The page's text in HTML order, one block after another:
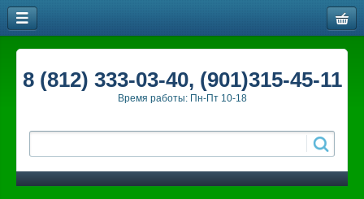
8 (812) 333-03-40, (901)315-45-11
Время работы: Пн-Пт 10-18